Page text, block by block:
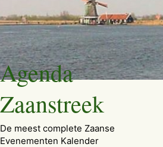
Ga
naar
de
inhoud
Agenda
Zaanstreek
De meest complete Zaanse
Evenementen Kalender